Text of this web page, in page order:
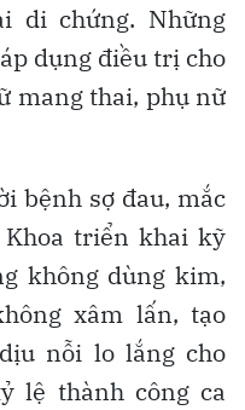
di chứng. Những
dụng điều trị cho
mang thai, phụ nữ
bệnh sợ đau, mắc
triển khai kỹ
không dùng kim,
xâm lấn, tạo
nỗi lo lắng cho
lệ thành công ca